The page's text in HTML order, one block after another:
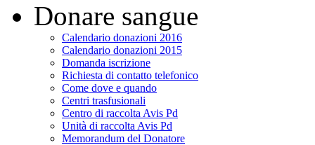
Donare sangue
Calendario donazioni 2016
Calendario donazioni 2015
Domanda iscrizione
Richiesta di contatto telefonico
Come dove e quando
Centri trasfusionali
Centro di raccolta Avis Pd
Unità di raccolta Avis Pd
Memorandum del Donatore